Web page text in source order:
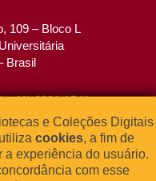
109 – Bloco L
Brasil
3091-1541
1567 e Coleções Digitais
cookies, a fim de
a experiência do usuário.
com esse